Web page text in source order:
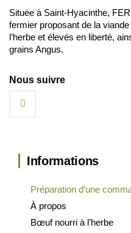
Située à Saint-Hyacinthe,
fermier proposant de la
l’herbe et élevés en liberté,
grains Angus.
Nous suivre
Informations
Préparation d’une
À propos
Bœuf nourri à l’herbe